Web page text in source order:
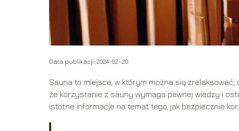
Data publikacji: 2024-02-20
Sauna to miejsce, w którym można się
że korzystanie z sauny wymaga pewnej wiedzy i
istotne informacje na temat tego, jak bezpiecznie